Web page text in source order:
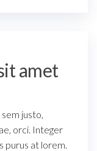
amet
justo,
orci. Integer
purus at lorem.